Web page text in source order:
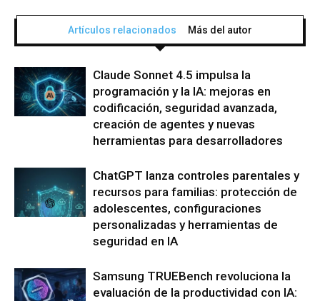
Artículos relacionados Más del autor
Claude Sonnet 4.5 impulsa la
programación y la IA: mejoras en
codificación, seguridad avanzada,
creación de agentes y nuevas
herramientas para desarrolladores
ChatGPT lanza controles parentales y
recursos para familias: protección de
adolescentes, configuraciones
personalizadas y herramientas de
seguridad en IA
Samsung TRUEBench revoluciona la
evaluación de la productividad con IA: